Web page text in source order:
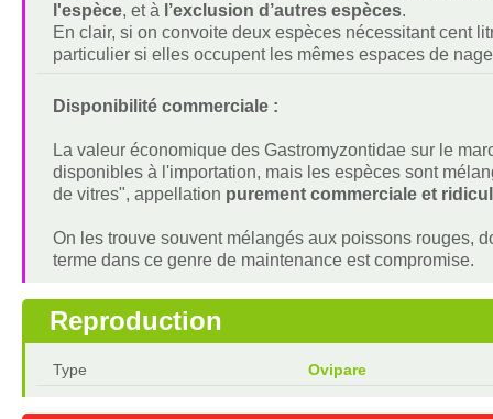
l'espèce, et à l’exclusion d’autres espèces.
En clair, si on convoite deux espèces nécessitant cent
particulier si elles occupent les mêmes espaces de
Disponibilité commerciale :
La valeur économique des Gastromyzontidae sur le
disponibles à l'importation, mais les espèces sont
de vitres", appellation purement commerciale et
On les trouve souvent mélangés aux poissons rouges,
terme dans ce genre de maintenance est compromise.
Reproduction
Type Ovipare